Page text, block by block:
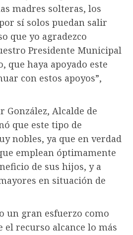
madres solteras, los
sí solos puedan salir
que yo agradezco
Presidente Municipal
que haya apoyado este
con estos apoyos”,
González, Alcalde de
que este tipo de
nobles, ya que en verdad
emplean óptimamente
de sus hijos, y a
en situación de
un gran esfuerzo como
el recurso alcance lo más